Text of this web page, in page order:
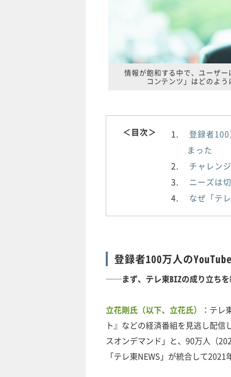
情報が飽和する中で、ユーザ
コンテンツ」はどのよ
＜目次＞
登録者
まった
チャレン
ニーズは
なぜ「テ
登録者100万人の
──まず、テレ東BIZの成り立ちを
立花剛氏（以下、立花氏）： テレ
ト』などの経済番組を見逃し配
スオンデマンド」と、90万人（
「テレ東NEWS」が統合して2021